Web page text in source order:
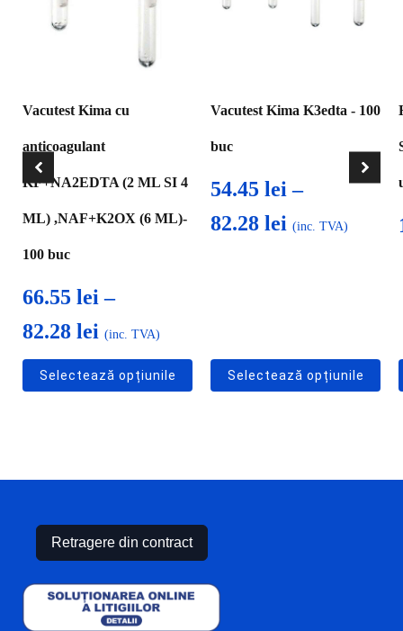
Vacutest Kima cu
anticoagulant
KF+NA2EDTA (2 ML SI 4
ML) ,NAF+K2OX (6 ML)-
100 buc
66.55 lei –
82.28 lei Interval
de
prețuri:
82.28 lei
(inc. TVA)
Selectează opțiunile
variații.
alese
pagina
produsului.
Vacutest Kima K3edta - 100
buc
54.45 lei –
82.28 lei Interval
până
la
(inc. TVA)
Selectează opțiunile
alese
produsului.
Retragere din contract